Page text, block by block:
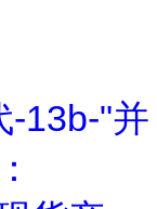
-13b-"并